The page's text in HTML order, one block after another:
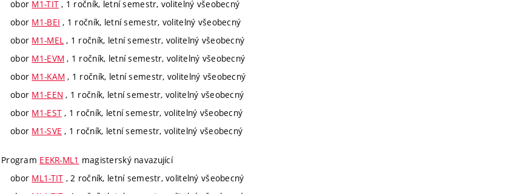
obor M1-TIT , 1 ročník, letní semestr, volitelný všeobecný
obor M1-BEI , 1 ročník, letní semestr, volitelný všeobecný
obor M1-MEL , 1 ročník, letní semestr, volitelný všeobecný
obor M1-EVM , 1 ročník, letní semestr, volitelný všeobecný
obor M1-KAM , 1 ročník, letní semestr, volitelný všeobecný
obor M1-EEN , 1 ročník, letní semestr, volitelný všeobecný
obor M1-EST , 1 ročník, letní semestr, volitelný všeobecný
obor M1-SVE , 1 ročník, letní semestr, volitelný všeobecný
Program EEKR-ML1 magisterský navazující
obor ML1-TIT , 2 ročník, letní semestr, volitelný všeobecný